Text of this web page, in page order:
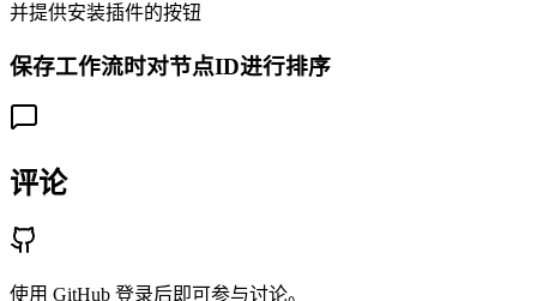
并提供安装插件的按钮
保存工作流时对节点ID进行排序
评论
使用 GitHub 登录后即可参与讨论。